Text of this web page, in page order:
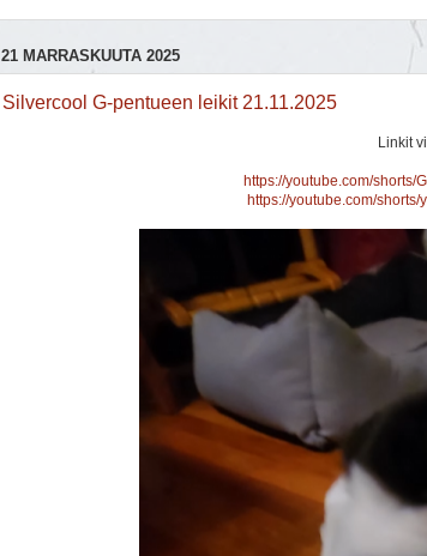
21 MARRASKUUTA 2025
Silvercool G-pentueen leikit 21.11.2025
Linkit
https://youtube.com/shorts/
https://youtube.com/